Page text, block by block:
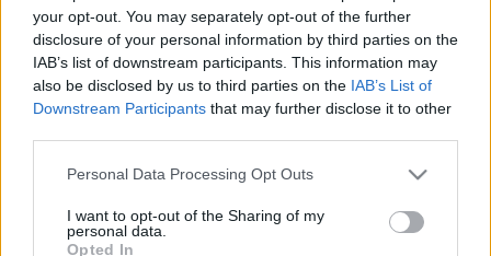
your opt-out. You may separately opt-out of the further
disclosure of your personal information by third parties on the
IAB’s list of downstream participants. This information may
also be disclosed by us to third parties on the IAB’s List of
Downstream Participants that may further disclose it to other
Please note that this website/app uses one or more Google
not limited to your visit or usage behaviour. You may click to
grant or deny consent to Google and its third-party tags to
Personal Data Processing Opt Outs
I want to opt-out of the Sharing of my
personal data.
Opted In
ΚόσμοςΠάλη
Τάε κβον ντο
Τζούντο
Πινγκ - πονγκ
Άρση Βαρών
Γιάννης Πάλλας
Νίκος Παπαδογιάννης
Γιώργος Σακελλαρίου
Γιάννης Σερέτης
Σταύρος Σουντουλίδης
Δημήτρης Τομαράς
Γιώργος Τσακίρης
Μιχάλης Τσαμπάς
GALACTICOS BY INTERWETTEN
GAZZ FLOOR BY NOVIBET
POLE POSITION BY ALLWYN
OLD SCHOOL
ΟΜΑΔΕΣ
ΑΕΚ
Ολυμπιακός
ΠΑΟΚ
Παναθηναϊκός
PODCASTS
ΣΠΛΙΤ
GAZZETTA ACTS
Gazzetta For Her
Θέμα Ισότητας
#GiatonAlki
GAZZETTA SPECIALS
Unique
Wyscout Analysis
InStat Analysis
Ολοκληρωση κανονικης διαρκειας
Παπ
% Εντός Πεδιάς